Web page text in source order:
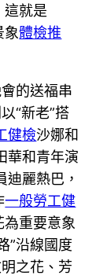
這就是
象體檢推
的送福串
“新老”搭
健檢沙娜和
華和青年演
麗熱巴，
一般勞工健
重要意象
”沿線國度
之花、芳